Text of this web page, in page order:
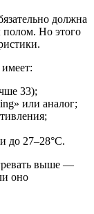
должна
полом. Но этого
33);
или аналог;
до 27–28°C.
выше —
оно